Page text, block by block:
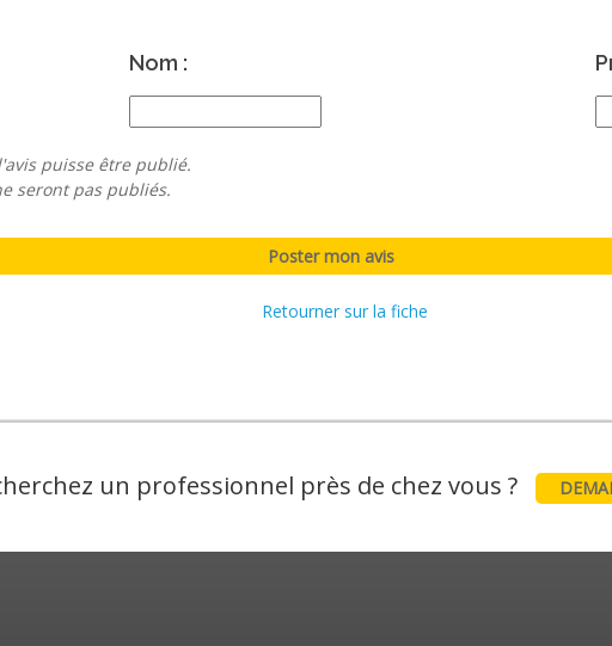
Nom :
puisse être publié.
seront pas publiés.
Retourner sur la fiche
un professionnel près de chez vous ?